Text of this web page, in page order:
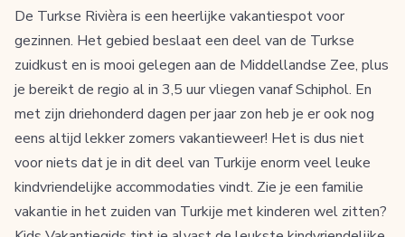
De Turkse Rivièra is een heerlijke vakantiespot voor
gezinnen. Het gebied beslaat een deel van de Turkse
zuidkust en is mooi gelegen aan de Middellandse Zee, plus
je bereikt de regio al in 3,5 uur vliegen vanaf Schiphol. En
met zijn driehonderd dagen per jaar zon heb je er ook nog
eens altijd lekker zomers vakantieweer! Het is dus niet
voor niets dat je in dit deel van Turkije enorm veel leuke
kindvriendelijke accommodaties vindt. Zie je een familie
vakantie in het zuiden van Turkije met kinderen wel zitten?